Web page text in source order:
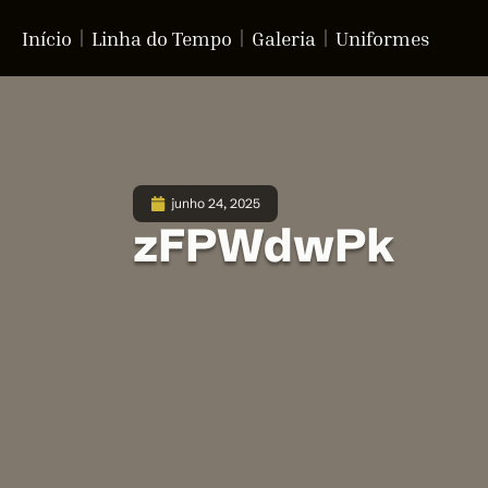
Início Linha do Tempo Galeria Uniformes
junho 24, 2025
zFPWdwPk